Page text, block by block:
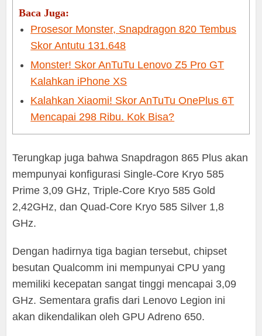
Baca Juga:
Prosesor Monster, Snapdragon 820 Tembus
Skor Antutu 131.648
Monster! Skor AnTuTu Lenovo Z5 Pro GT
Kalahkan iPhone XS
Kalahkan Xiaomi! Skor AnTuTu OnePlus 6T
Mencapai 298 Ribu. Kok Bisa?
Terungkap juga bahwa Snapdragon 865 Plus akan
mempunyai konfigurasi Single-Core Kryo 585
Prime 3,09 GHz, Triple-Core Kryo 585 Gold
2,42GHz, dan Quad-Core Kryo 585 Silver 1,8
GHz.
Dengan hadirnya tiga bagian tersebut, chipset
besutan Qualcomm ini mempunyai CPU yang
memiliki kecepatan sangat tinggi mencapai 3,09
GHz. Sementara grafis dari Lenovo Legion ini
akan dikendalikan oleh GPU Adreno 650.